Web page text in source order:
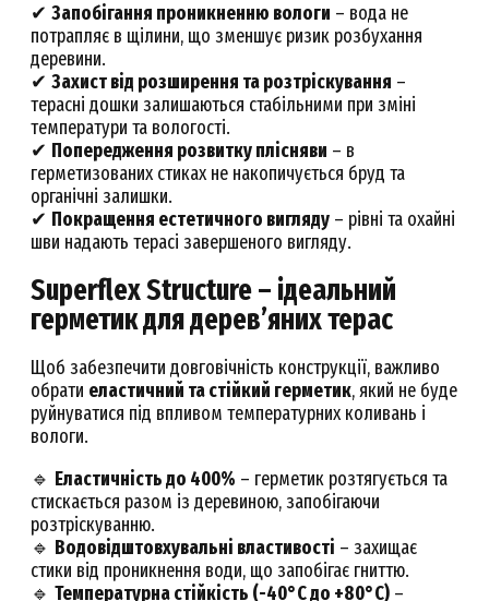
✔ Запобігання проникненню вологи – вода не
потрапляє в щілини, що зменшує ризик розбухання
деревини.
✔ Захист від розширення та розтріскування –
терасні дошки залишаються стабільними при зміні
температури та вологості.
✔ Попередження розвитку плісняви – в
герметизованих стиках не накопичується бруд та
органічні залишки.
✔ Покращення естетичного вигляду – рівні та охайні
шви надають терасі завершеного вигляду.
Superflex Structure – ідеальний
герметик для дерев’яних терас
Щоб забезпечити довговічність конструкції, важливо
обрати еластичний та стійкий герметик, який не буде
руйнуватися під впливом температурних коливань і
вологи.
🔹 Еластичність до 400% – герметик розтягується та
стискається разом із деревиною, запобігаючи
розтріскуванню.
🔹 Водовідштовхувальні властивості – захищає
стики від проникнення води, що запобігає гниттю.
🔹 Температурна стійкість (-40°C до +80°C) –